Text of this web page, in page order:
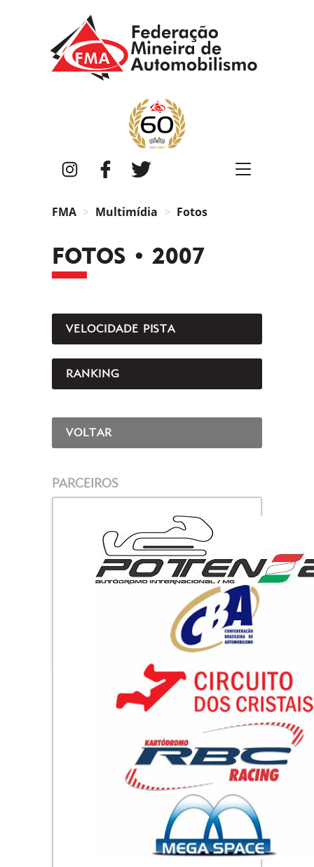
InstagramFacebook
FMA Multimídia Fotos
FOTOS • 2007
VELOCIDADE PISTA
RANKING
VOLTAR
PARCEIROS